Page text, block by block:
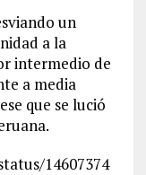
un
a la
intermedio de
a media
que se lució
14607374